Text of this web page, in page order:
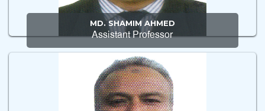
MD. SHAMIM AHMED
Assistant Professor